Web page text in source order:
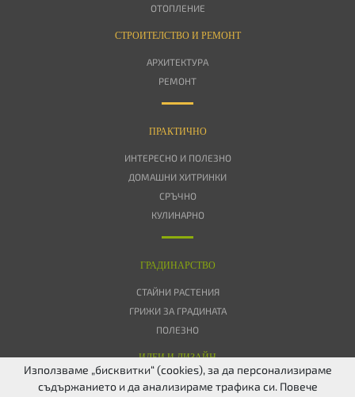
ОТОПЛЕНИЕ
СТРОИТЕЛСТВО И РЕМОНТ
АРХИТЕКТУРА
РЕМОНТ
ПРАКТИЧНО
ИНТЕРЕСНО И ПОЛЕЗНО
ДОМАШНИ ХИТРИНКИ
СРЪЧНО
КУЛИНАРНО
ГРАДИНАРСТВО
СТАЙНИ РАСТЕНИЯ
ГРИЖИ ЗА ГРАДИНАТА
ПОЛЕЗНО
ИДЕИ И ДИЗАЙН
Използваме „бисквитки“ (cookies), за да персонализираме
съдържанието и да анализираме трафика си. Повече